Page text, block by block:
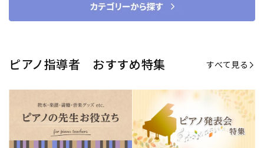
ピアノ指導者 おすすめ特集 すべて見る